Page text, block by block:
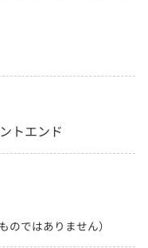
トエンド
のではありません）